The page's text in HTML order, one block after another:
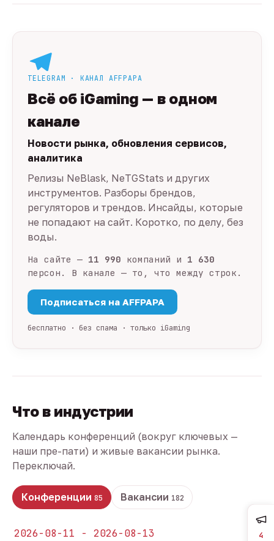
TELEGRAM · КАНАЛ AFFPAPA
Всё об iGaming — в одном
канале
Новости рынка, обновления сервисов,
аналитика
Релизы NeBlask, NeTGStats и других
инструментов. Разборы брендов,
регуляторов и трендов. Инсайды, которые
не попадают на сайт. Коротко, по делу, без
воды.
На сайте — 11 990 компаний и 1 630
персон. В канале — то, что между строк.
Подписаться на AFFPAPA
бесплатно · без спама · только iGaming
Что в индустрии
Календарь конференций (вокруг ключевых —
наши пре-пати) и живые вакансии рынка.
Переключай.
Конференции 85 Вакансии 182
2026-08-11 - 2026-08-13 4